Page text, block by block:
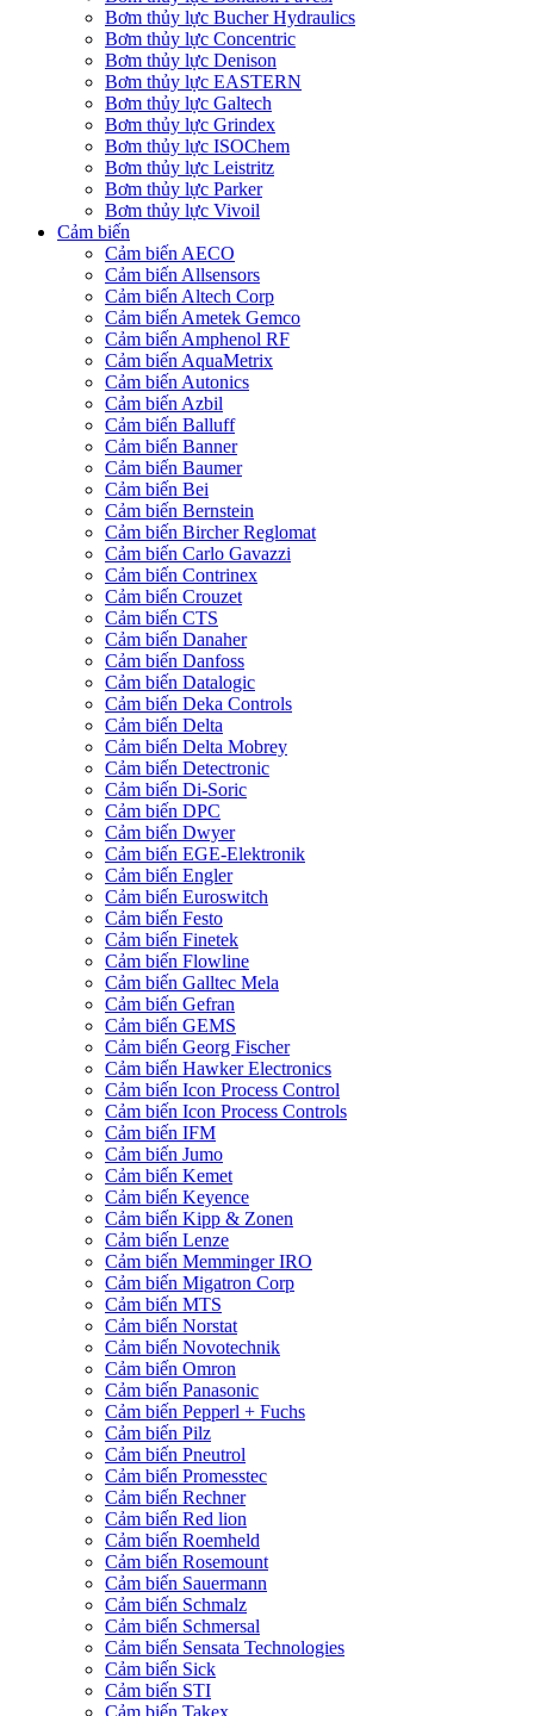
Bơm thủy lực Bucher Hydraulics
Bơm thủy lực Concentric
Bơm thủy lực Denison
Bơm thủy lực EASTERN
Bơm thủy lực Galtech
Bơm thủy lực Grindex
Bơm thủy lực ISOChem
Bơm thủy lực Leistritz
Bơm thủy lực Parker
Bơm thủy lực Vivoil
Cảm biến
Cảm biến AECO
Cảm biến Allsensors
Cảm biến Altech Corp
Cảm biến Ametek Gemco
Cảm biến Amphenol RF
Cảm biến AquaMetrix
Cảm biến Autonics
Cảm biến Azbil
Cảm biến Balluff
Cảm biến Banner
Cảm biến Baumer
Cảm biến Bei
Cảm biến Bernstein
Cảm biến Bircher Reglomat
Cảm biến Carlo Gavazzi
Cảm biến Contrinex
Cảm biến Crouzet
Cảm biến CTS
Cảm biến Danaher
Cảm biến Danfoss
Cảm biến Datalogic
Cảm biến Deka Controls
Cảm biến Delta
Cảm biến Delta Mobrey
Cảm biến Detectronic
Cảm biến Di-Soric
Cảm biến DPC
Cảm biến Dwyer
Cảm biến EGE-Elektronik
Cảm biến Engler
Cảm biến Euroswitch
Cảm biến Festo
Cảm biến Finetek
Cảm biến Flowline
Cảm biến Galltec Mela
Cảm biến Gefran
Cảm biến GEMS
Cảm biến Georg Fischer
Cảm biến Hawker Electronics
Cảm biến Icon Process Control
Cảm biến Icon Process Controls
Cảm biến IFM
Cảm biến Jumo
Cảm biến Kemet
Cảm biến Keyence
Cảm biến Kipp & Zonen
Cảm biến Lenze
Cảm biến Memminger IRO
Cảm biến Migatron Corp
Cảm biến MTS
Cảm biến Norstat
Cảm biến Novotechnik
Cảm biến Omron
Cảm biến Panasonic
Cảm biến Pepperl + Fuchs
Cảm biến Pilz
Cảm biến Pneutrol
Cảm biến Promesstec
Cảm biến Rechner
Cảm biến Red lion
Cảm biến Roemheld
Cảm biến Rosemount
Cảm biến Sauermann
Cảm biến Schmalz
Cảm biến Schmersal
Cảm biến Sensata Technologies
Cảm biến Sick
Cảm biến STI
Cảm biến Takex